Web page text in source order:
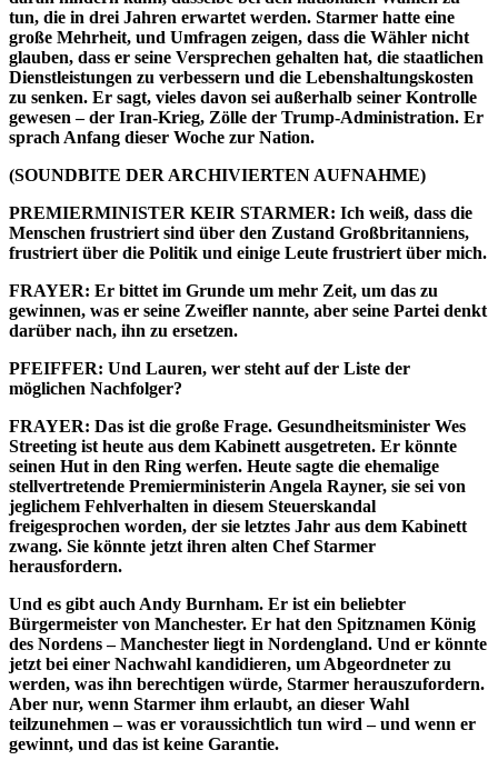
tun, die in drei Jahren erwartet werden. Starmer hatte eine
große Mehrheit, und Umfragen zeigen, dass die Wähler nicht
glauben, dass er seine Versprechen gehalten hat, die staatlichen
Dienstleistungen zu verbessern und die Lebenshaltungskosten
zu senken. Er sagt, vieles davon sei außerhalb seiner Kontrolle
gewesen – der Iran-Krieg, Zölle der Trump-Administration. Er
sprach Anfang dieser Woche zur Nation.
(SOUNDBITE DER ARCHIVIERTEN AUFNAHME)
PREMIERMINISTER KEIR STARMER: Ich weiß, dass die
Menschen frustriert sind über den Zustand Großbritanniens,
frustriert über die Politik und einige Leute frustriert über mich.
FRAYER: Er bittet im Grunde um mehr Zeit, um das zu
gewinnen, was er seine Zweifler nannte, aber seine Partei denkt
darüber nach, ihn zu ersetzen.
PFEIFFER: Und Lauren, wer steht auf der Liste der
möglichen Nachfolger?
FRAYER: Das ist die große Frage. Gesundheitsminister Wes
Streeting ist heute aus dem Kabinett ausgetreten. Er könnte
seinen Hut in den Ring werfen. Heute sagte die ehemalige
stellvertretende Premierministerin Angela Rayner, sie sei von
jeglichem Fehlverhalten in diesem Steuerskandal
freigesprochen worden, der sie letztes Jahr aus dem Kabinett
zwang. Sie könnte jetzt ihren alten Chef Starmer
herausfordern.
Und es gibt auch Andy Burnham. Er ist ein beliebter
Bürgermeister von Manchester. Er hat den Spitznamen König
des Nordens – Manchester liegt in Nordengland. Und er könnte
jetzt bei einer Nachwahl kandidieren, um Abgeordneter zu
werden, was ihn berechtigen würde, Starmer herauszufordern.
Aber nur, wenn Starmer ihm erlaubt, an dieser Wahl
teilzunehmen – was er voraussichtlich tun wird – und wenn er
gewinnt, und das ist keine Garantie.